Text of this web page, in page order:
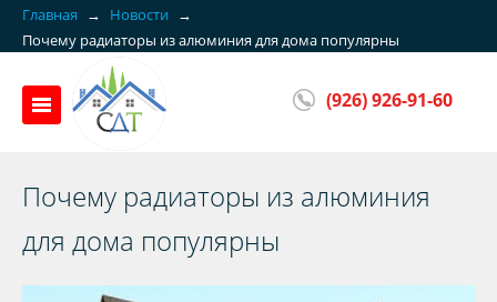
Главная → Новости
→
Почему радиаторы из алюминия для дома популярны
(926) 926-91-60
Почему радиаторы из алюминия
для дома популярны